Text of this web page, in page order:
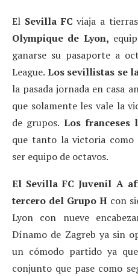
El Sevilla FC viaja a
Olympique de Lyon,
ganarse su pasaporte a
League. Los sevillistas se
la pasada jornada en casa
que solamente les vale la
de grupos. Los franceses
que tanto la victoria
ser equipo de octavos.
El Sevilla FC Juvenil A
tercero del Grupo Hcon
Lyon con nueve
Dínamo de Zagreb ya sin
un cómodo partido ya
conjunto que pase como